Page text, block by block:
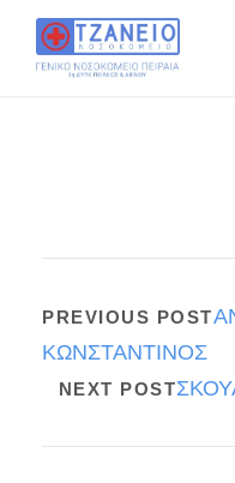
PREVIOUS POST
ΚΩΝΣΤΑΝΤΙΝΟΣ
NEXT POST